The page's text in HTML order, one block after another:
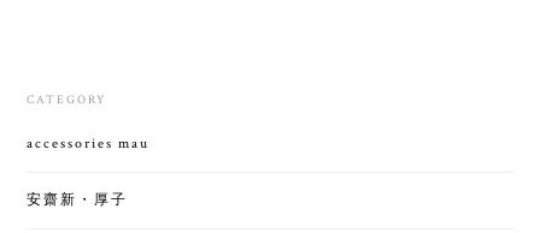
CATEGORY
accessories mau
安齋新・厚子